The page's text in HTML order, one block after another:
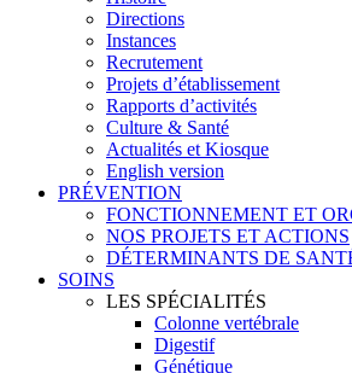
Directions
Instances
Recrutement
Projets d’établissement
Rapports d’activités
Culture & Santé
Actualités et Kiosque
English version
PRÉVENTION
FONCTIONNEMENT ET
NOS PROJETS ET ACTIONS
DÉTERMINANTS DE
SOINS
LES SPÉCIALITÉS
Colonne vertébrale
Digestif
Génétique